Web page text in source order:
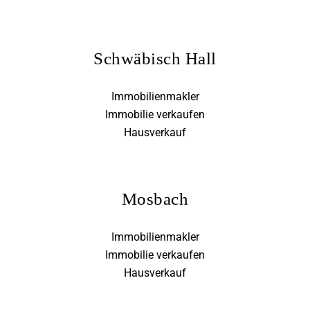
Schwäbisch Hall
Immobilienmakler
Immobilie verkaufen
Hausverkauf
Mosbach
Immobilienmakler
Immobilie verkaufen
Hausverkauf